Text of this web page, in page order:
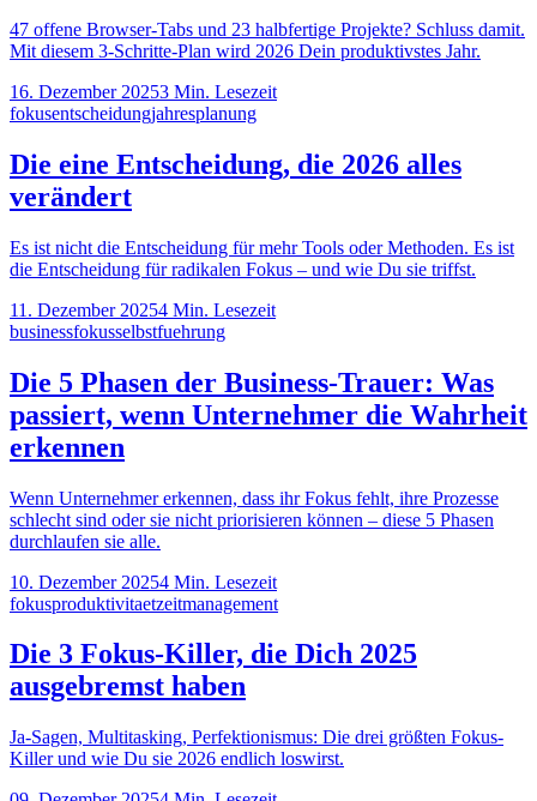
47 offene Browser-Tabs und 23 halbfertige Projekte? Schluss damit.
Mit diesem 3-Schritte-Plan wird 2026 Dein produktivstes Jahr.
16. Dezember 20253 Min. Lesezeit
fokusentscheidungjahresplanung
Die eine Entscheidung, die 2026 alles
verändert
Es ist nicht die Entscheidung für mehr Tools oder Methoden. Es ist
die Entscheidung für radikalen Fokus – und wie Du sie triffst.
11. Dezember 20254 Min. Lesezeit
businessfokusselbstfuehrung
Die 5 Phasen der Business-Trauer: Was
passiert, wenn Unternehmer die Wahrheit
erkennen
Wenn Unternehmer erkennen, dass ihr Fokus fehlt, ihre Prozesse
schlecht sind oder sie nicht priorisieren können – diese 5 Phasen
durchlaufen sie alle.
10. Dezember 20254 Min. Lesezeit
fokusproduktivitaetzeitmanagement
Die 3 Fokus-Killer, die Dich 2025
ausgebremst haben
Ja-Sagen, Multitasking, Perfektionismus: Die drei größten Fokus-
Killer und wie Du sie 2026 endlich loswirst.